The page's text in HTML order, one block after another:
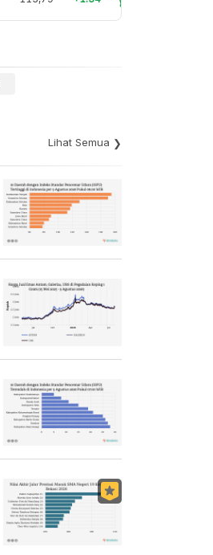
Lihat Semua